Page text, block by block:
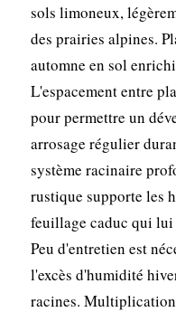
sols limoneux,
des prairies alpines.
automne en sol
L'espacement entre
pour permettre un
arrosage régulier
système racinaire
rustique supporte les
feuillage caduc qui lui
Peu d'entretien est
l'excès d'humidité
racines.